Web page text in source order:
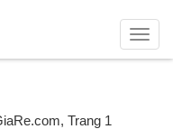
, Trang 1